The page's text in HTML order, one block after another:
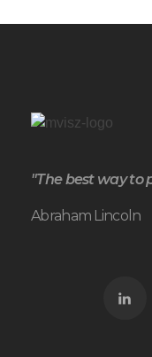
"The best way to
Abraham Lincoln